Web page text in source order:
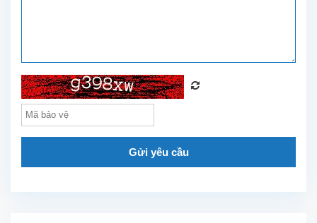
Gửi yêu cầu